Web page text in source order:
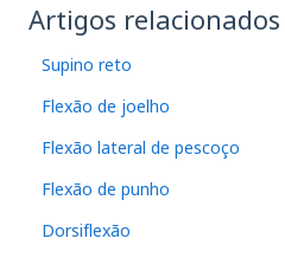
Artigos relacionados
Supino reto
Flexão de joelho
Flexão lateral de pescoço
Flexão de punho
Dorsiflexão